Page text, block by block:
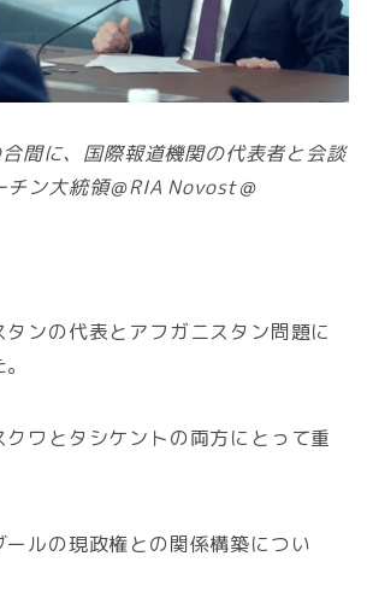
間に、国際報道機関の代表者と会談
チン大統領＠RIA Novost＠
ンの代表とアフガニスタン問題に
ワとタシケントの両方にとって重
ールの現政権との関係構築につい